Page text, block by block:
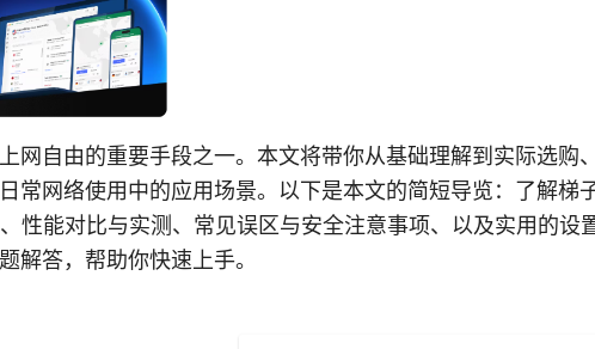
网自由的重要手段之一。本文将带你从基础理解到实际选购
常网络使用中的应用场景。以下是本文的简短导览：了解梯
性能对比与实测、常见误区与安全注意事项、以及实用的设
解答，帮助你快速上手。